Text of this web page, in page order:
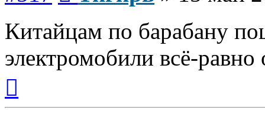
Китайцам по барабану
электромобили всё-
началу